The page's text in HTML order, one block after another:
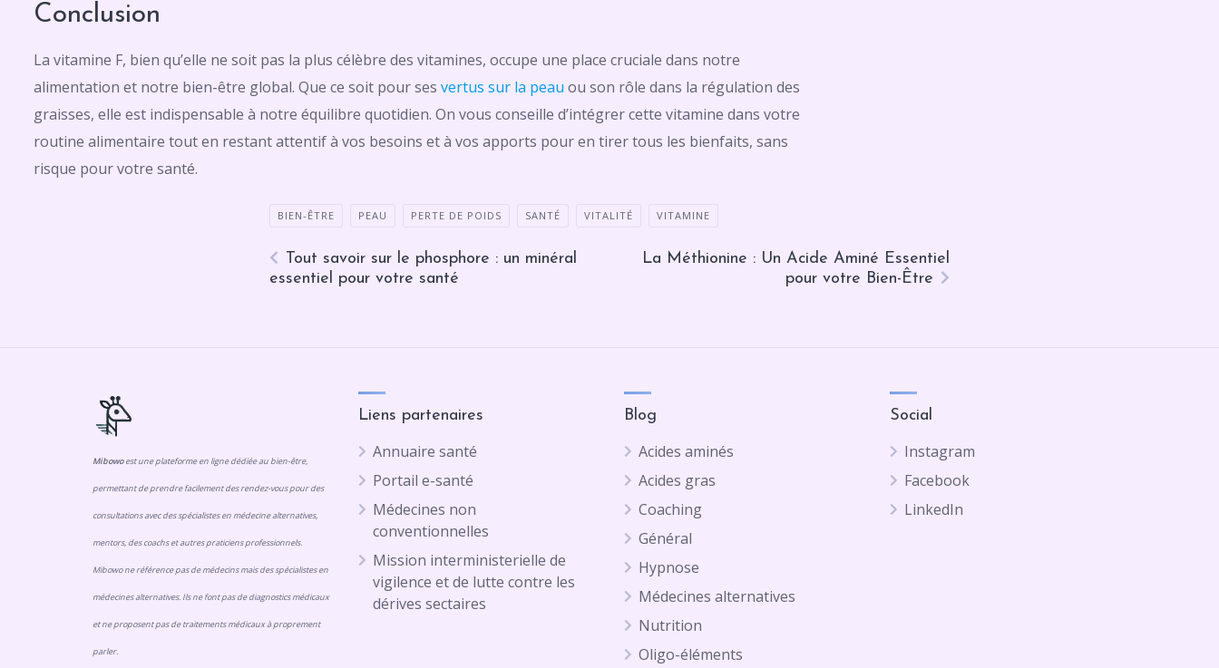
Conclusion
La vitamine F, bien qu’elle ne soit pas la plus célèbre des vitamines, occupe une place cruciale dans notre
alimentation et notre bien-être global. Que ce soit pour sesvertus sur la peau ou son rôle dans la régulation des
graisses, elle est indispensable à notre équilibre quotidien. On vous conseille d’intégrer cette vitamine dans votre
routine alimentaire tout en restant attentif à vos besoins et à vos apports pour en tirer tous les bienfaits, sans
risque pour votre santé.
BIEN-ÊTRE PEAU PERTE DE POIDS SANTÉ VITALITÉ VITAMINE
Tout savoir sur le phosphore : un minéral
essentiel pour votre santé
La Méthionine : Un Acide Aminé Essentiel
pour votre Bien-Être
Mibowoest une plateforme en ligne dédiée au bien-être,
permettant de prendre facilement des rendez-vous pour des
consultations avec des spécialistes en médecine alternatives,
mentors, des coachs et autres praticiens professionnels.
Mibowo ne référence pas de médecins mais des spécialistes en
médecines alternatives. Ils ne font pas de diagnostics médicaux
et ne proposent pas de traitements médicaux à proprement
parler.
Liens partenaires
Annuaire santé
Portail e-santé
Médecines non
conventionnelles
Mission interministerielle de
vigilence et de lutte contre les
dérives sectaires
Blog
Acides aminés
Acides gras
Coaching
Général
Hypnose
Médecines alternatives
Nutrition
Oligo-éléments
Social
Instagram
Facebook
LinkedIn